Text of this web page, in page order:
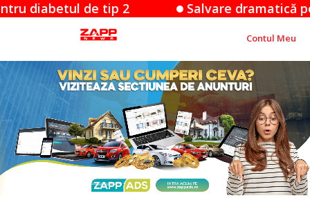
de tip 2 Salvare dramatică pe
Contul Meu